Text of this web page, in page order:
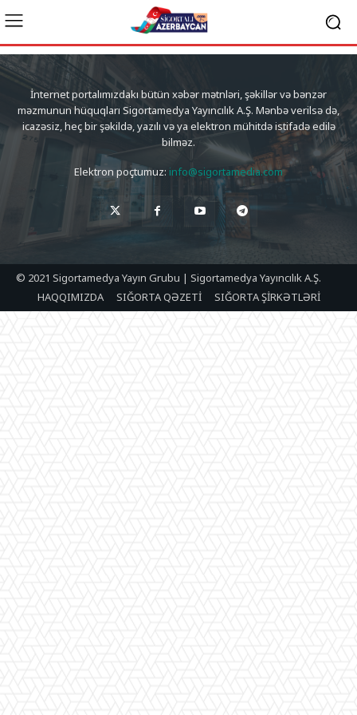
İnternet portalımızdakı bütün xəbər mətnləri, şəkillər və bənzər
məzmunun hüquqları Sigortamedya Yayıncılık A.Ş. Mənbə verilsə də,
icazəsiz, heç bir şəkildə, yazılı və ya elektron mühitdə istifadə edilə
bilməz.
Elektron poçtumuz: info@sigortamedia.com
© 2021 Sigortamedya Yayın Grubu | Sigortamedya Yayıncılık A.Ş.
HAQQIMIZDA
SIĞORTA QƏZETİ SIĞORTA ŞİRKƏTLƏRİ